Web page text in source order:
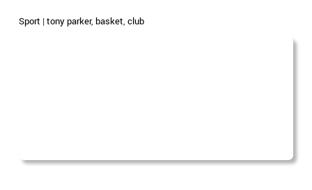
Sport |tony parker,basket,club